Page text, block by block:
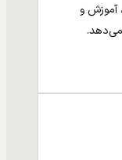
آموزش و